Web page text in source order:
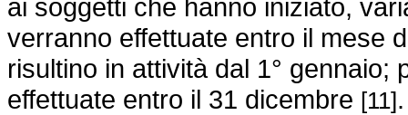
ai soggetti che hanno iniziato,
verranno effettuate entro il mese
risultino in attività dal 1°
effettuate entro il 31 dicembre [11].